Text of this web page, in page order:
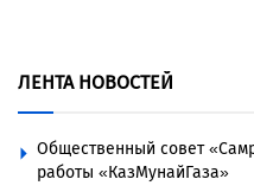
ЛЕНТА НОВОСТЕЙ
Общественный совет
работы «КазМунайГаза»